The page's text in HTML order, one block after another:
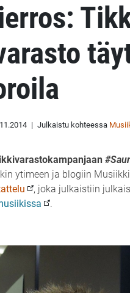
| Julkaistu kohteessa
ytimeen ja blogiin
, joka julkaistiin
.